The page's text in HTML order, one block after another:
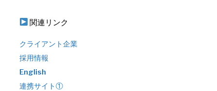
関連リンク
クライアント企業
採用情報
English
連携サイト①